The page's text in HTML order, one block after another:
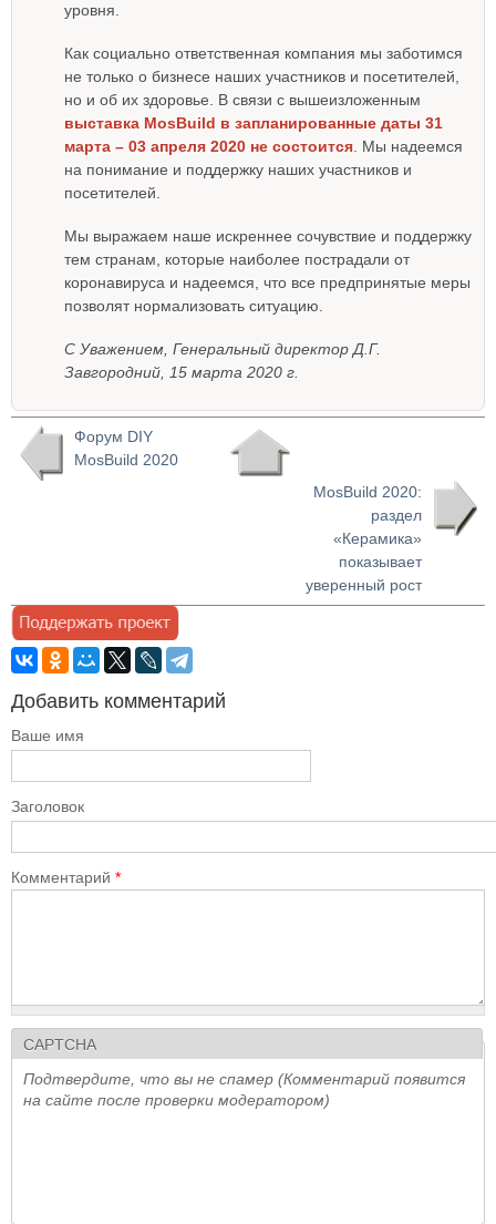
уровня.
Как социально ответственная компания мы заботимся
не только о бизнесе наших участников и посетителей,
но и об их здоровье. В связи с вышеизложенным
выставка MosBuild в запланированные даты 31
марта – 03 апреля 2020 не состоится . Мы надеемся
на понимание и поддержку наших участников и
посетителей.
Мы выражаем наше искреннее сочувствие и поддержку
тем странам, которые наиболее пострадали от
коронавируса и надеемся, что все предпринятые меры
позволят нормализовать ситуацию.
С Уважением, Генеральный директор Д.Г.
Завгородний, 15 марта 2020 г.
Форум DIY
MosBuild 2020
MosBuild 2020:
раздел
«Керамика»
показывает
уверенный рост
Добавить комментарий
Ваше имя
Заголовок
Комментарий *
CAPTCHA
Подтвердите, что вы не спамер (Комментарий появится
на сайте после проверки модератором)